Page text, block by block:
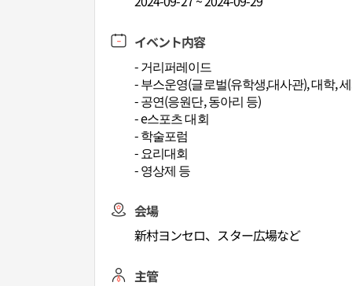
イベント内容
- 거리퍼레이드
- 부스운영(글로벌(유학생,대사관), 대학,
- 공연(응원단, 동아리 등)
- e스포츠 대회
- 학술포럼
- 요리대회
- 영상제 등
会場
新村ヨンセロ、スター広場など
主管